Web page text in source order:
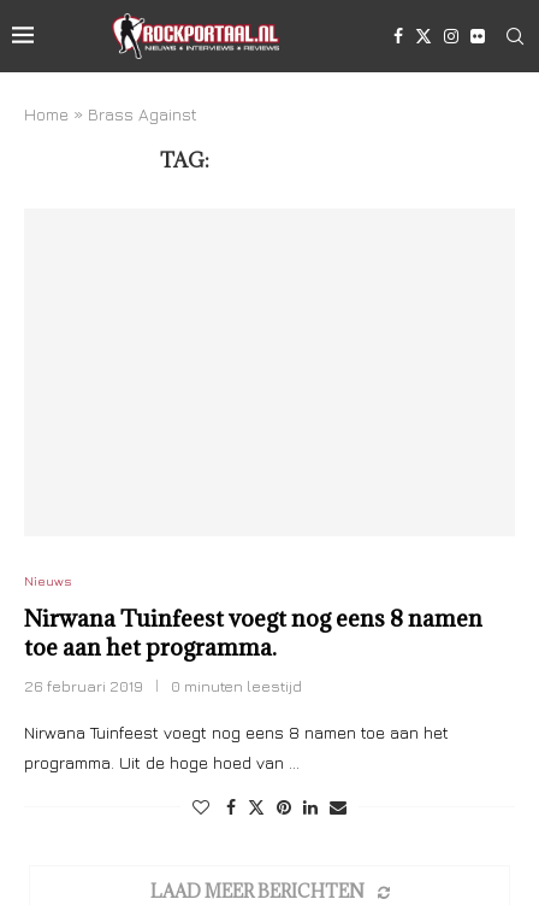
Home » Brass Against
TAG:
Nieuws
Nirwana Tuinfeest voegt nog eens 8 namen
toe aan het programma.
26 februari 2019 0 minuten leestijd
Nirwana Tuinfeest voegt nog eens 8 namen toe aan het
programma. Uit de hoge hoed van …
LAAD MEER BERICHTEN